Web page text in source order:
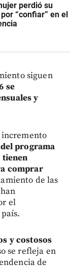
perdió su
“confiar” en el
siguen
se
y
incremento
programa
tienen
comprar
de las
el
y costosos
se refleja en
de